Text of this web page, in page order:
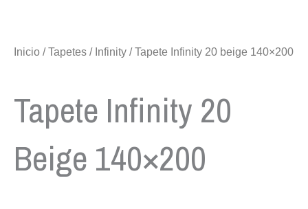
Inicio /Tapetes / Infinity / Tapete Infinity 20 beige 140×200
Tapete Infinity 20
Beige 140×200